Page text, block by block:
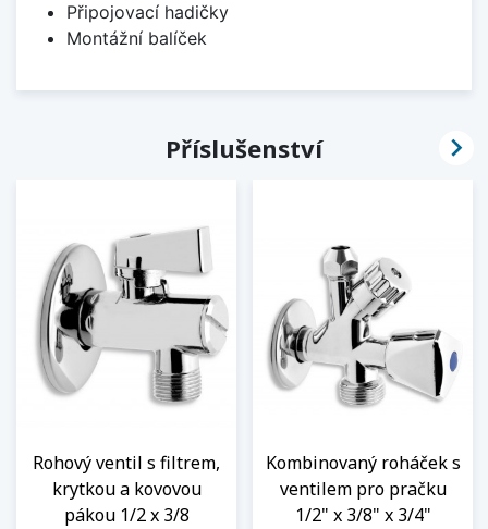
Připojovací hadičky
Montážní balíček
Příslušenství
Rohový ventil s filtrem,
krytkou a kovovou
pákou 1/2 x 3/8
Kombinovaný roháček s
ventilem pro pračku
1/2" x 3/8" x 3/4"
